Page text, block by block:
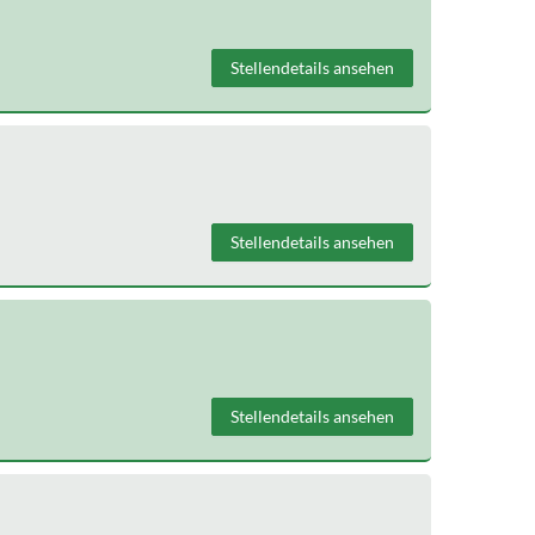
Stellendetails ansehen
Stellendetails ansehen
Stellendetails ansehen